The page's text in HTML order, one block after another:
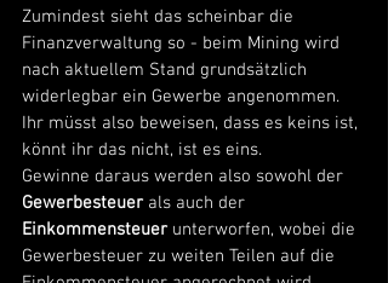
Zumindest sieht das scheinbar die
Finanzverwaltung so - beim Mining wird
nach aktuellem Stand grundsätzlich
widerlegbar ein Gewerbe angenommen.
Ihr müsst also beweisen, dass es keins ist,
könnt ihr das nicht, ist es eins.
Gewinne daraus werden also sowohl der
Gewerbesteuer als auch der
Einkommensteuer unterworfen, wobei die
Gewerbesteuer zu weiten Teilen auf die